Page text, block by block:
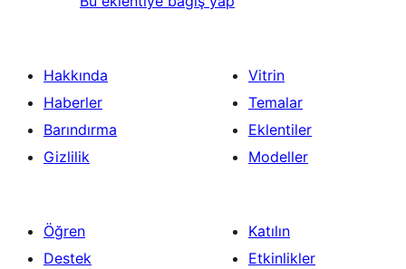
Hakkında
Haberler
Barındırma
Gizlilik
Vitrin
Temalar
Eklentiler
Modeller
Öğren
Destek
Katılın
Etkinlikler